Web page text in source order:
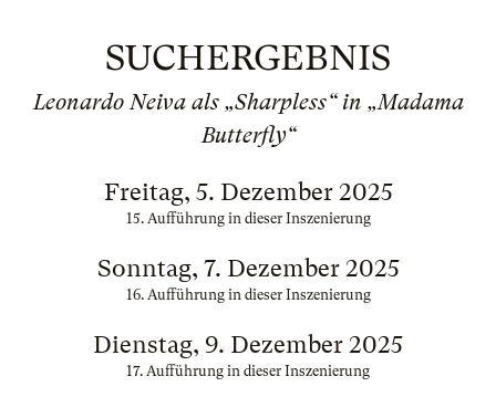
SUCHERGEBNIS
Leonardo Neiva als „Sharpless“ in „Madama
Butterfly“
Freitag, 5. Dezember 2025
15. Aufführung in dieser Inszenierung
Sonntag, 7. Dezember 2025
16. Aufführung in dieser Inszenierung
Dienstag, 9. Dezember 2025
17. Aufführung in dieser Inszenierung